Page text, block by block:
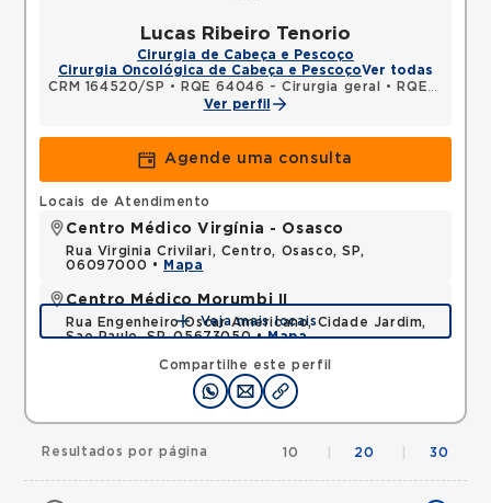
Lucas Ribeiro Tenorio
Cirurgia de Cabeça e Pescoço
Cirurgia Oncológica de Cabeça e PescoçoVer todas
CRM 164520/SP • RQE 64046 - Cirurgia geral •
RQE 84088 - Cirurgia de cabeça e pescoço
Ver perfil
Agende uma consulta
Compartilhe este perfil
Locais de Atendimento
Centro Médico Virgínia - Osasco
Rua Virginia Crivilari, Centro, Osasco, SP,
06097000 •
Mapa
Centro Médico Morumbi II
Rua Engenheiro Oscar Americano, Cidade Jardim,
Sao Paulo, SP, 05673050 •Mapa
Veja mais locais
Resultados por página 10 20 30